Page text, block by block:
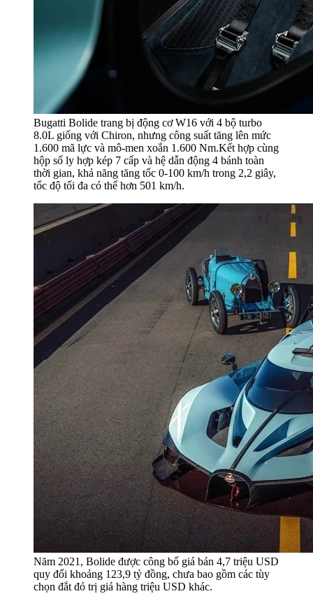
Bugatti Bolide trang bị động cơ W16 với 4 bộ turbo
8.0L giống với Chiron, nhưng công suất tăng lên mức
1.600 mã lực và mô-men xoắn 1.600 Nm.Kết hợp cùng
hộp số ly hợp kép 7 cấp và hệ dẫn động 4 bánh toàn
thời gian, khả năng tăng tốc 0-100 km/h trong 2,2 giây,
tốc độ tối đa có thể hơn 501 km/h.
Năm 2021, Bolide được công bố giá bán 4,7 triệu USD
quy đổi khoảng 123,9 tỷ đồng, chưa bao gồm các tùy
chọn đắt đỏ trị giá hàng triệu USD khác.